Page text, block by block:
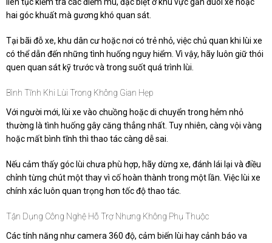
liên tục kiểm tra các điểm mù, đặc biệt ở khu vực gần đuôi xe hoặc
hai góc khuất mà gương khó quan sát.
Tại bãi đỗ xe, khu dân cư hoặc nơi có trẻ nhỏ, việc chủ quan khi lùi xe
có thể dẫn đến những tình huống nguy hiểm. Vì vậy, hãy luôn giữ thói
quen quan sát kỹ trước và trong suốt quá trình lùi.
Bình Tĩnh Khi Lùi Trong Không Gian Hẹp
Với người mới, lùi xe vào chuồng hoặc di chuyển trong hẻm nhỏ
thường là tình huống gây căng thẳng nhất. Tuy nhiên, càng vội vàng
hoặc mất bình tĩnh thì thao tác càng dễ sai.
Nếu cảm thấy góc lùi chưa phù hợp, hãy dừng xe, đánh lái lại và điều
chỉnh từng chút một thay vì cố hoàn thành trong một lần. Việc lùi xe
chính xác luôn quan trọng hơn tốc độ thao tác.
Tận Dụng Công Nghệ Hỗ Trợ Nhưng Không Phụ Thuộc
Các tính năng như camera 360 độ, cảm biến lùi hay cảnh báo va